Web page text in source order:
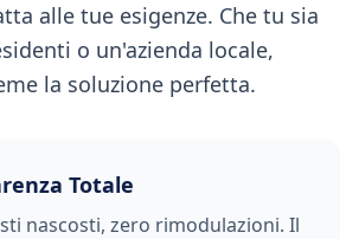
alle tue esigenze. Che tu sia
o un'azienda locale,
la soluzione perfetta.
Totale
nascosti, zero rimodulazioni. Il